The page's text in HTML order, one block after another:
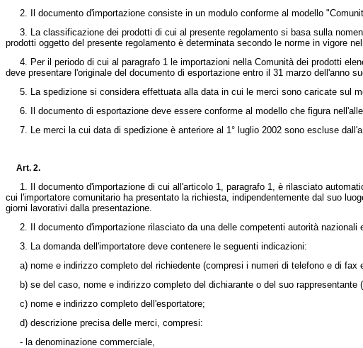
2. Il documento d'importazione consiste in un modulo conforme al modello
3. La classificazione dei prodotti di cui al presente regolamento si basa sulla
prodotti oggetto del presente regolamento è determinata secondo le norme in vigore
4. Per il periodo di cui al paragrafo 1 le importazioni nella Comunità dei prodotti
deve presentare l'originale del documento di esportazione entro il 31 marzo dell'anno
5. La spedizione si considera effettuata alla data in cui le merci sono caricate sul
6. Il documento di esportazione deve essere conforme al modello che figura
7. Le merci la cui data di spedizione è anteriore al 1° luglio 2002 sono escluse
Art. 2.
1. Il documento d'importazione di cui all'articolo 1, paragrafo 1, è rilasciato
cui l'importatore comunitario ha presentato la richiesta, indipendentemente dal suo
giorni lavorativi dalla presentazione.
2. Il documento d'importazione rilasciato da una delle competenti autorità nazionali
3. La domanda dell'importatore deve contenere le seguenti indicazioni:
a) nome e indirizzo completo del richiedente (compresi i numeri di telefono e di fax
b) se del caso, nome e indirizzo completo del dichiarante o del suo rappresentante
c) nome e indirizzo completo dell'esportatore;
d) descrizione precisa delle merci, compresi:
- la denominazione commerciale,